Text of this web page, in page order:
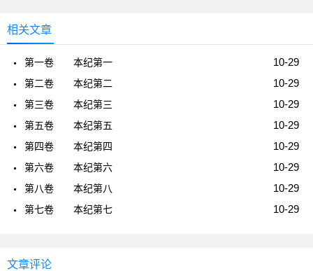
相关文章
10-29
第一卷 本纪第一
10-29
第二卷 本纪第二
10-29
第三卷 本纪第三
10-29
第五卷 本纪第五
10-29
第四卷 本纪第四
10-29
第六卷 本纪第六
10-29
第八卷 本纪第八
10-29
第七卷 本纪第七
文章评论